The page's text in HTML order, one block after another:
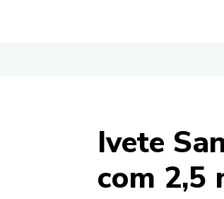
Ivete
com 2,5